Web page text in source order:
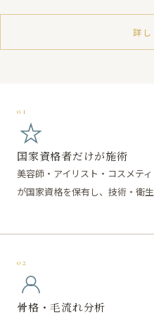
詳し
01
国家資格者だけが施術
美容師・アイリスト・コスメテ
が国家資格を保有し、技術・衛
02
骨格・毛流れ分析